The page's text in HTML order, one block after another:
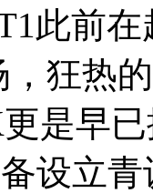
此前
，狂热
是早
设立